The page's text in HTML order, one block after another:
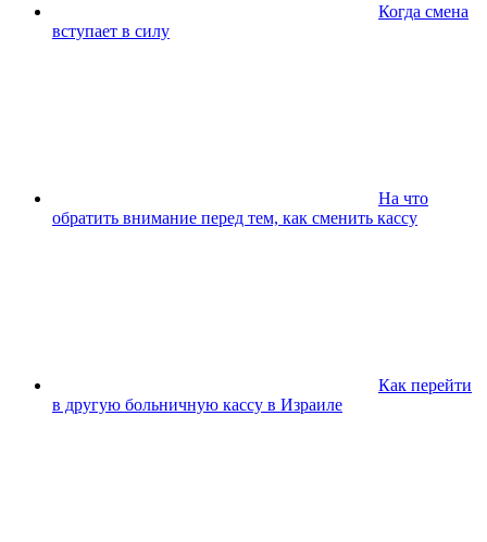
Когда смена
вступает в силу
На что
обратить внимание перед тем, как сменить кассу
Как перейти
в другую больничную кассу в Израиле